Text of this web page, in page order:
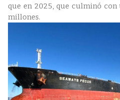
que en 2025, que culminó con
millones.